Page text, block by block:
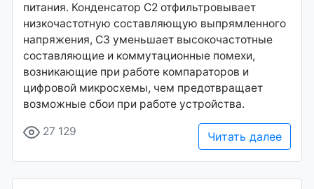
питания. Конденсатор С2 отфильтровывает
низкочастотную составляющую выпрямленного
напряжения, СЗ уменьшает высокочастотные
составляющие и коммутационные помехи,
возникающие при работе компараторов и
цифровой микросхемы, чем предотвращает
возможные сбои при работе устройства.
27 129 Читать далее